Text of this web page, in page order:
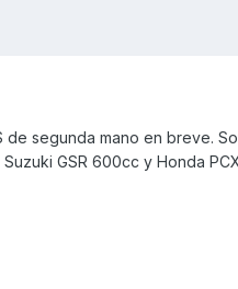
de segunda mano en breve.
GSR 600cc y Honda